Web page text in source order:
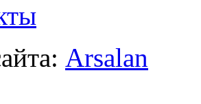
Arsalan